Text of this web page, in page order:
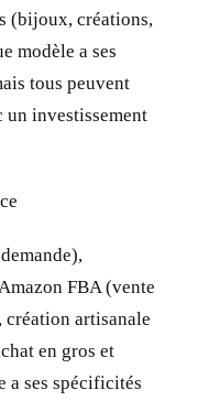
(bijoux, créations,
modèle a ses
tous peuvent
un investissement
FBA (vente
artisanale
en gros et
a ses spécificités